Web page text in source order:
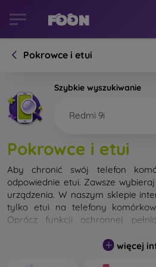
Pokrowce i etui
Szybkie wyszukiwanie
Redmi 9i
Pokrowce i etui
Aby chronić swój telefon
odpowiednie etui. Zawsze
urządzenia. W naszym sklepie
tylko etui na telefony
Oprócz funkcji ochronnej
Pokrowiec na telefon komórkowy
więcej